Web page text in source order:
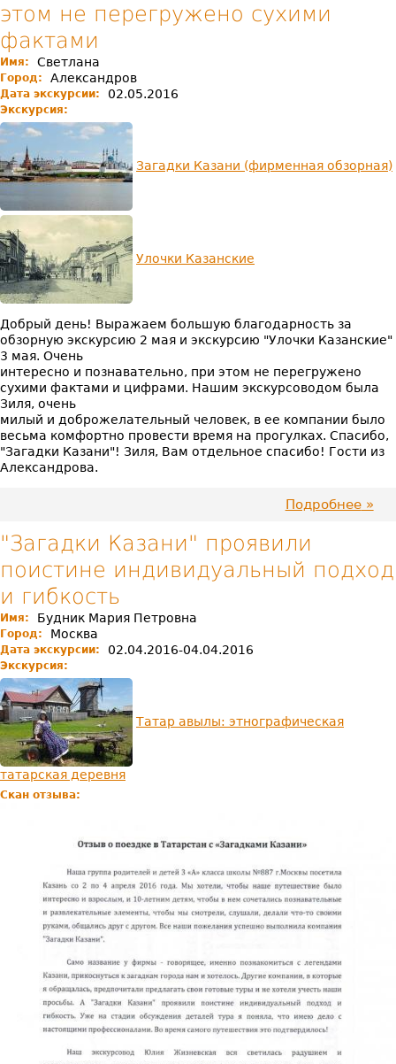
этом не перегружено сухими
фактами
Имя: Светлана
Город: Александров
Дата экскурсии: 02.05.2016
Экскурсия:
Загадки Казани (фирменная обзорная)
Улочки Казанские
Добрый день! Выражаем большую благодарность за
обзорную экскурсию 2 мая и экскурсию "Улочки Казанские"
3 мая. Очень
интересно и познавательно, при этом не перегружено
сухими фактами и цифрами. Нашим экскурсоводом была
Зиля, очень
милый и доброжелательный человек, в ее компании было
весьма комфортно провести время на прогулках. Спасибо,
"Загадки Казани"! Зиля, Вам отдельное спасибо! Гости из
Александрова.
Подробнеепро
при
этом
"Загадки Казани" проявили
поистине индивидуальный подход
и гибкость
Имя: Будник Мария Петровна
Город: Москва
Дата экскурсии: 02.04.2016-04.04.2016
Экскурсия:
Татар авылы: этнографическая
татарская деревня
Скан отзыва: